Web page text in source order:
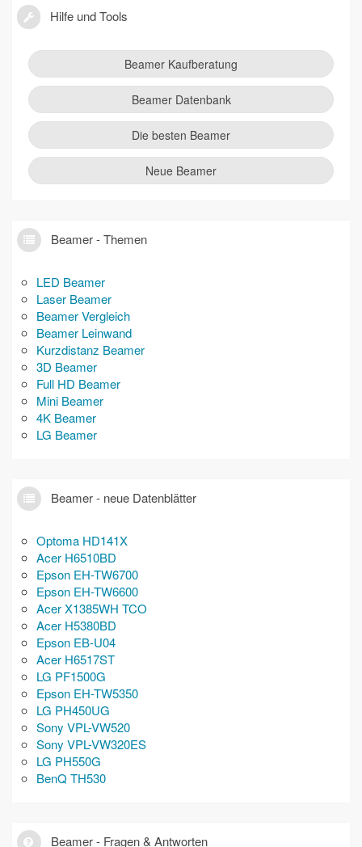
Hilfe und Tools
Beamer Kaufberatung
Beamer Datenbank
Die besten Beamer
Neue Beamer
Beamer - Themen
LED Beamer
Laser Beamer
Beamer Vergleich
Beamer Leinwand
Kurzdistanz Beamer
3D Beamer
Full HD Beamer
Mini Beamer
4K Beamer
LG Beamer
Beamer - neue Datenblätter
Optoma HD141X
Acer H6510BD
Epson EH-TW6700
Epson EH-TW6600
Acer X1385WH TCO
Acer H5380BD
Epson EB-U04
Acer H6517ST
LG PF1500G
Epson EH-TW5350
LG PH450UG
Sony VPL-VW520
Sony VPL-VW320ES
LG PH550G
BenQ TH530
Beamer - Fragen & Antworten